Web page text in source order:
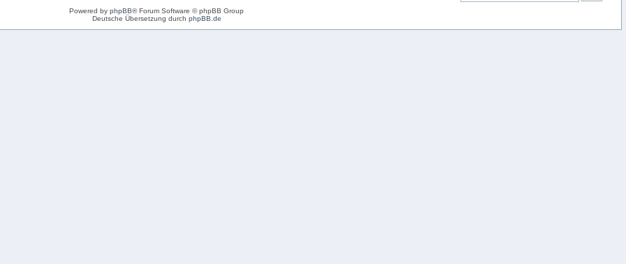
Powered by phpBB® Forum Software © phpBB Group
Deutsche Übersetzung durch phpBB.de